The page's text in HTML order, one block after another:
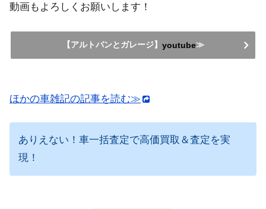
動画もよろしくお願いします！
【アルトバンとガレージ】 youtube≫
ほかの車雑記の記事を読む≫
ありえない！車一括査定で高価買取＆査定を実
現！